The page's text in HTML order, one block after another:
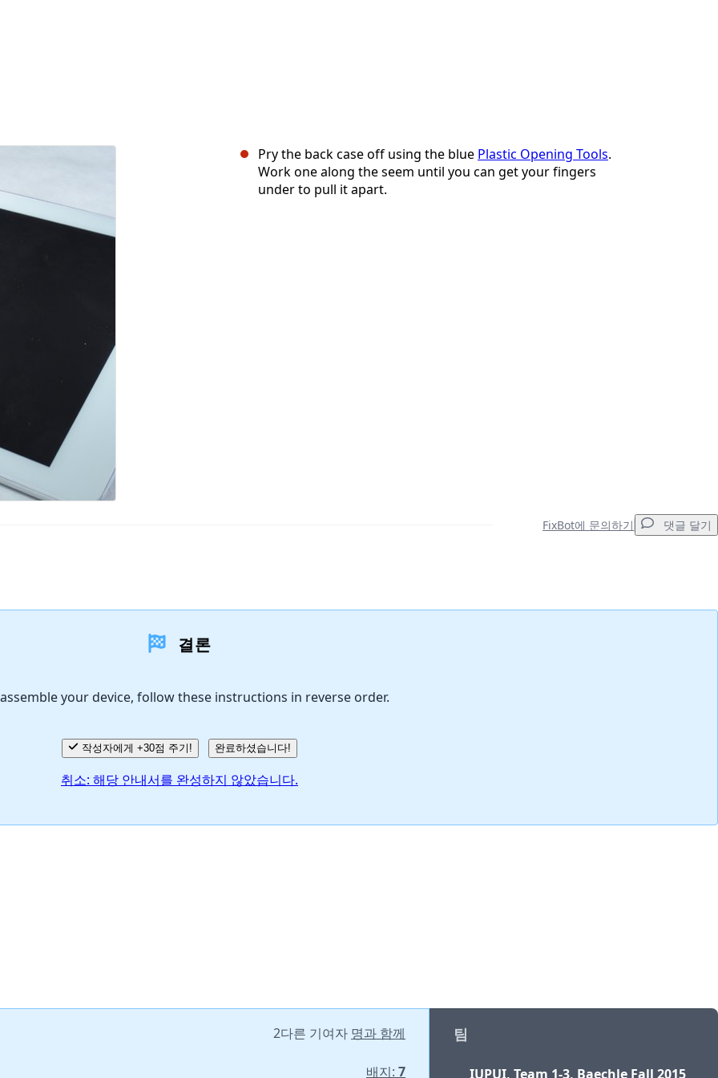
Pry the back case off using the blue Plastic Opening Tools.
Work one along the seem until you can get your fingers
under to pull it apart.
FixBot에 문의하기 댓글 달기
결론
your device, follow these instructions in reverse order.
작성자에게 +30점 주기! 완료하셨습니다!
취소: 해당 안내서를 완성하지 않았습니다.
2다른 기여자 명과 함께
배지: 7
팀
IUPUI, Team 1-3, Baechle Fall 2015